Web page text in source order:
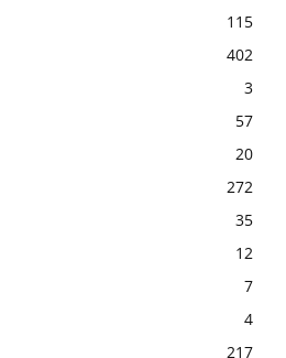
115
402
3
57
20
272
35
12
7
4
217